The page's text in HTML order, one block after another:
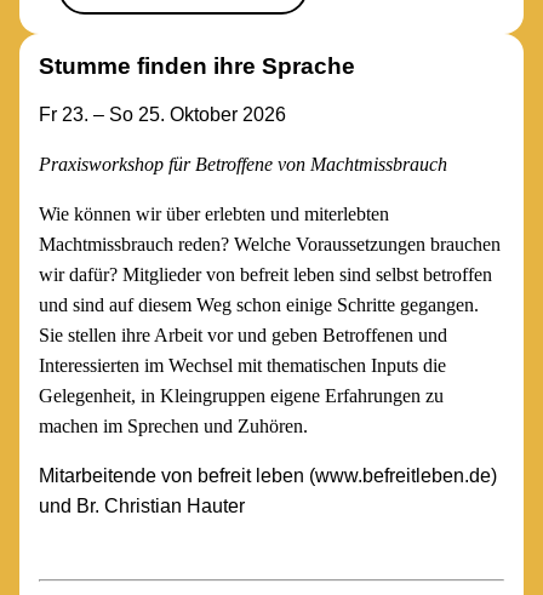
Stumme finden ihre Sprache
Fr 23. – So 25. Oktober 2026
Praxisworkshop für Betroffene von Machtmissbrauch
Wie können wir über erlebten und miterlebten
Machtmissbrauch reden? Welche Voraussetzungen brauchen
wir dafür? Mitglieder von befreit leben sind selbst betroffen
und sind auf diesem Weg schon einige Schritte gegangen.
Sie stellen ihre Arbeit vor und geben Betroffenen und
Interessierten im Wechsel mit thematischen Inputs die
Gelegenheit, in Kleingruppen eigene Erfahrungen zu
machen im Sprechen und Zuhören.
Mitarbeitende von befreit leben (www.befreitleben.de)
und Br. Christian Hauter